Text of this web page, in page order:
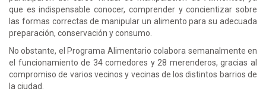
que es indispensable conocer, comprender y concientizar sobre
las formas correctas de manipular un alimento para su adecuada
preparación, conservación y consumo.
No obstante, el Programa Alimentario colabora semanalmente en
el funcionamiento de 34 comedores y 28 merenderos, gracias al
compromiso de varios vecinos y vecinas de los distintos barrios de
la ciudad.